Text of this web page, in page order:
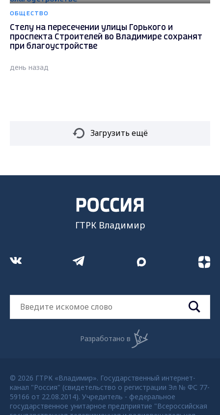
ОБЩЕСТВО
Стелу на пересечении улицы Горького и
проспекта Строителей во Владимире сохранят
при благоустройстве
день назад
Загрузить ещё
ГТРК Владимир
Разработано в
© 2026 ГТРК «Владимир». Государственный интернет-
канал "Россия" (свидетельство о регистрации Эл № ФС 77-
59166 от 22.08.2014). Учредитель - федеральное
государственное унитарное предприятие "Всероссийская